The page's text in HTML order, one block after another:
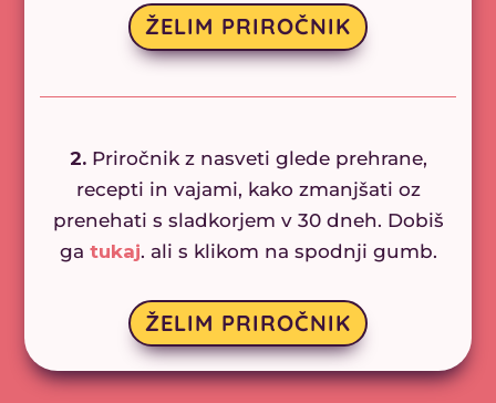
ŽELIM PRIROČNIK
2. Priročnik z nasveti glede prehrane,
recepti in vajami, kako zmanjšati oz
prenehati s sladkorjem v 30 dneh. Dobiš
ga tukaj. ali s klikom na spodnji gumb.
ŽELIM PRIROČNIK